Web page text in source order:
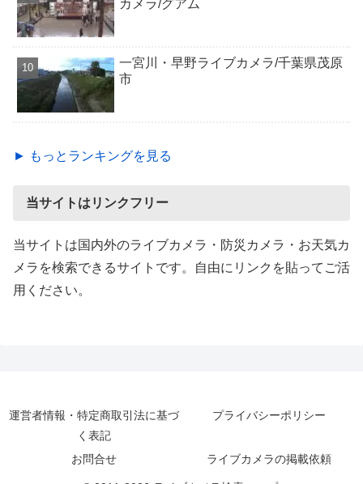
カメラ/グアム
一宮川・早野ライブカメラ/千葉県茂原
市
► もっとランキングを見る
当サイトはリンクフリー
当サイトは国内外のライブカメラ・防災カメラ・お天気カ
メラを検索できるサイトです。自由にリンクを貼ってご活
用ください。
運営者情報・特定商取引法に基づ
く表記
プライバシーポリシー
お問合せ ライブカメラの掲載依頼